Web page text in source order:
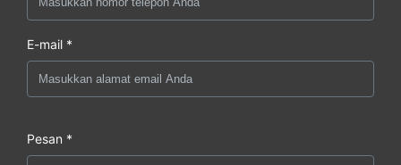
E-mail *
Pesan *